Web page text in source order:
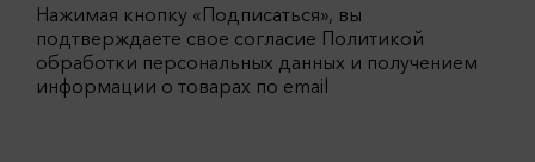
Нажимая кнопку «Подписаться», вы
подтверждаете свое согласие Политикой
обработки персональных данных и получением
информации о товарах по email